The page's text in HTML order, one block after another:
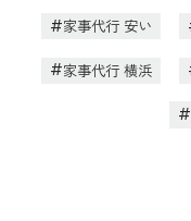
家事代行 安い
家事代行 横浜